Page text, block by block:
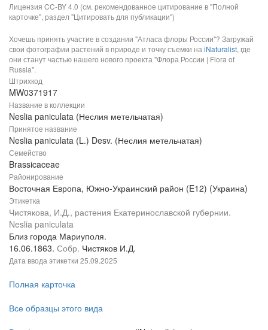
Лицензия CC-BY 4.0 (см. рекомендованное цитирование в "Полной
карточке", раздел "Цитировать для публикации")
Хочешь принять участие в создании "Атласа флоры России"? Загружай
свои фотографии растений в природе и точку съемки на iNaturalist, где
они станут частью нашего нового проекта "Флора России | Flora of
Russia".
Штрихкод
MW0371917
Название в коллекции
Neslia paniculata (Неслия метельчатая)
Принятое название
Neslia paniculata (L.) Desv. (Неслия метельчатая)
Семейство
Brassicaceae
Районирование
Восточная Европа, Южно-Украинский район (E12) (Украина)
Этикетка
Чистякова, И.Д., растения Екатеринославской губернии.
Neslia paniculata
Близ города Мариуполя.
16.06.1863. Собр. Чистяков И.Д.
Дата ввода этикетки 25.09.2025
Полная карточка
Все образцы этого вида